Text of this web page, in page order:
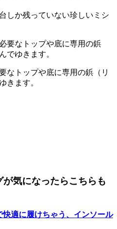
しか残っていない珍しいミシ
なトップや底に専用の鋲（リ
きます。
気になったらこちらも
快適に履けちゃう、インソール